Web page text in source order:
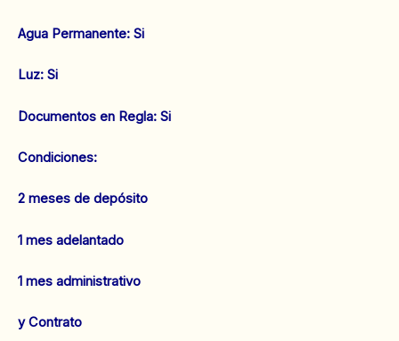
Agua Permanente: Si
‌Luz: Si
‌‌Documentos en Regla: Si
Condiciones:
2 meses de depósito
1 mes adelantado
1 mes administrativo
y Contrato